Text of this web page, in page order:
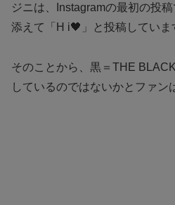
ジニは、Instagramの最初の投
添えて「H i🖤」と投稿していま
そのことから、黒＝THE
しているのではないかとファン